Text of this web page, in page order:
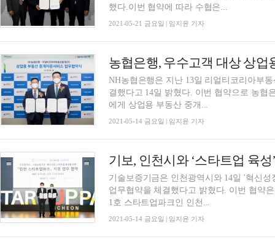
했다.이번 협약에 따라 수협은...
2021-05-21 금요일 | 임지윤 기자
농협은행, 우수고객 대상 상업
NH농협은행은 지난 13일 리얼티코리아부
결했다고 14일 밝혔다. 이번 협약으로 농협은행은 ‘NH 올(All)100 자문센터’를 통해 우수고객
에게 상업용 부동산 중개...
2021-05-14 금요일 | 임지윤 기자
기보, 인천시와 ‘스타트업 육성
기술보증기금은 인천광역시와 14일 '혁신
업무협약을 체결했다고 밝혔다. 이번 협약
1호 스타트업파크인 인천...
2021-05-14 금요일 | 임지윤 기자